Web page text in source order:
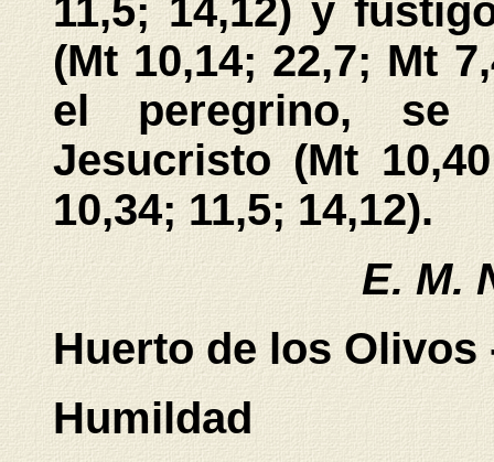
11,5; 14,12) y
(Mt 10,14; 22,7; Mt
el peregrino, se
Jesucristo (Mt
10,34; 11,5; 14,12).
E. M.
Huerto de los Olivos
Humildad